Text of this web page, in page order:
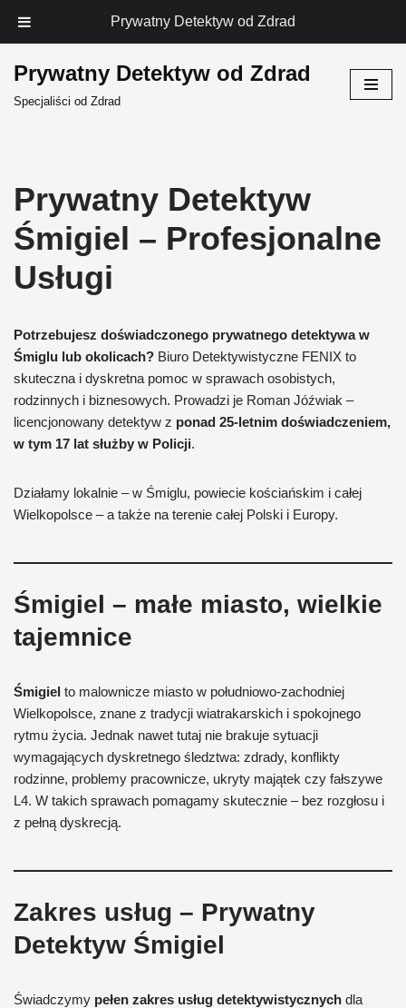
Prywatny Detektyw od Zdrad
Prywatny Detektyw od Zdrad
Specjaliści od Zdrad
Prywatny Detektyw
Śmigiel – Profesjonalne
Usługi
Potrzebujesz doświadczonego prywatnego detektywa w
Śmiglu lub okolicach? Biuro Detektywistyczne FENIX to
skuteczna i dyskretna pomoc w sprawach osobistych,
rodzinnych i biznesowych. Prowadzi je Roman Jóźwiak –
licencjonowany detektyw z ponad 25-letnim doświadczeniem,
w tym 17 lat służby w Policji.
Działamy lokalnie – w Śmiglu, powiecie kościańskim i całej
Wielkopolsce – a także na terenie całej Polski i Europy.
Śmigiel – małe miasto, wielkie
tajemnice
Śmigiel to malownicze miasto w południowo-zachodniej
Wielkopolsce, znane z tradycji wiatrakarskich i spokojnego
rytmu życia. Jednak nawet tutaj nie brakuje sytuacji
wymagających dyskretnego śledztwa: zdrady, konflikty
rodzinne, problemy pracownicze, ukryty majątek czy fałszywe
L4. W takich sprawach pomagamy skutecznie – bez rozgłosu i
z pełną dyskrecją.
Zakres usług – Prywatny
Detektyw Śmigiel
Świadczymy pełen zakres usług detektywistycznych dla